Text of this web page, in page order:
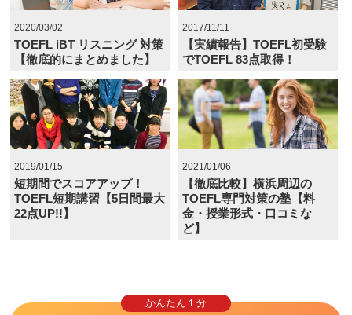
2020/03/02
TOEFL iBT リスニング 対策
【徹底的にまとめました】
2017/11/11
【実績報告】TOEFL初受験
でTOEFL 83点取得！
2019/01/15
短期間でスコアアップ！
TOEFL短期講習【5日間最大
22点UP!!】
2021/01/06
【徹底比較】横浜周辺の
TOEFL専門対策の塾【料
金・授業形式・口コミな
ど】
かんたん１分